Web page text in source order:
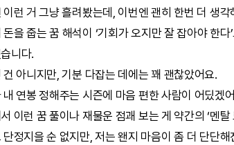
런 거 그냥 흘려봤는데, 이번엔 괜히 한번 더 생각
을 줍는 꿈 해석이 ‘기회가 오지만 잘 잡아야 한
니다.
아니지만, 기분 다잡는 데에는 꽤 괜찮았어요.
연봉 정해주는 시즌에 마음 편한 사람이 어딨겠
이런 꿈 풀이나 재물운 점괘 보는 게 약간의 ‘멘탈
정지을 순 없지만, 저는 왠지 마음이 좀 더 단단해